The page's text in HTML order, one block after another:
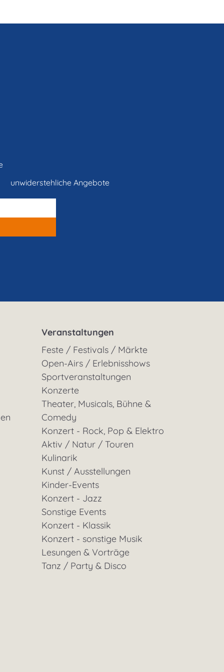
unwiderstehliche Angebote
Veranstaltungen
Feste / Festivals / Märkte
Open-Airs / Erlebnisshows
Sportveranstaltungen
Konzerte
Theater, Musicals, Bühne &
Comedy
Konzert - Rock, Pop & Elektro
Aktiv / Natur / Touren
Kulinarik
Kunst / Ausstellungen
Kinder-Events
Konzert - Jazz
Sonstige Events
Konzert - Klassik
Konzert - sonstige Musik
Lesungen & Vorträge
Tanz / Party & Disco